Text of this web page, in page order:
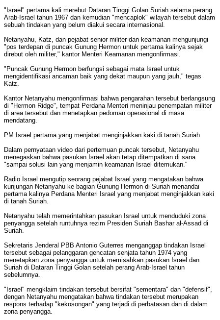
"Israel" pertama kali merebut Dataran Tinggi Golan Suriah selama perang
Arab-Israel tahun 1967 dan kemudian "mencaplok" wilayah tersebut dalam
sebuah tindakan yang belum diakui secara internasional.
Netanyahu, Katz, dan pejabat senior militer dan keamanan mengunjungi
"pos terdepan di puncak Gunung Hermon untuk pertama kalinya sejak
direbut oleh militer," kantor Menteri Keamanan mengonfirmasi.
"Puncak Gunung Hermon berfungsi sebagai mata Israel untuk
mengidentifikasi ancaman baik yang dekat maupun yang jauh," tegas
Katz.
Kantor Netanyahu mengonfirmasi bahwa pengarahan tersebut berlangsung
di "Hermon Ridge", tempat Perdana Menteri meninjau penempatan militer
di area tersebut dan menetapkan pedoman operasional di masa
mendatang.
PM Israel pertama yang menjabat menginjakkan kaki di tanah Suriah
Dalam pernyataan video dari pertemuan puncak tersebut, Netanyahu
menegaskan bahwa pasukan Israel akan tetap ditempatkan di sana
"sampai solusi lain yang menjamin keamanan Israel ditemukan."
Radio Israel mengutip seorang pejabat Israel yang mengatakan bahwa
kunjungan Netanyahu ke bagian Gunung Hermon di Suriah menandai
pertama kalinya Perdana Menteri Israel yang menjabat menginjakkan kaki
di tanah Suriah.
Netanyahu telah memerintahkan pasukan Israel untuk menduduki zona
penyangga setelah runtuhnya rezim Presiden Suriah Bashar al-Assad di
Suriah.
Sekretaris Jenderal PBB Antonio Guterres menganggap tindakan Israel
tersebut sebagai pelanggaran gencatan senjata tahun 1974 yang
menetapkan zona penyangga untuk memisahkan pasukan Israel dan
Suriah di Dataran Tinggi Golan setelah perang Arab-Israel tahun
sebelumnya.
"Israel" mengklaim tindakan tersebut bersifat "sementara" dan "defensif",
dengan Netanyahu mengatakan bahwa tindakan tersebut merupakan
respons terhadap "kekosongan" yang terjadi di perbatasan dan di dalam
zona penyangga.